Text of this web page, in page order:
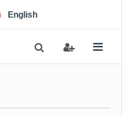
English